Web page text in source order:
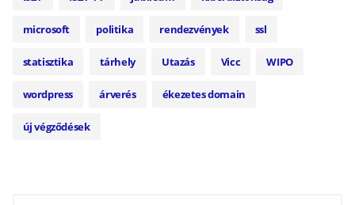
microsoft politika rendezvények ssl
statisztika tárhely Utazás Vicc WIPO
wordpress árverés ékezetes domain
új végződések